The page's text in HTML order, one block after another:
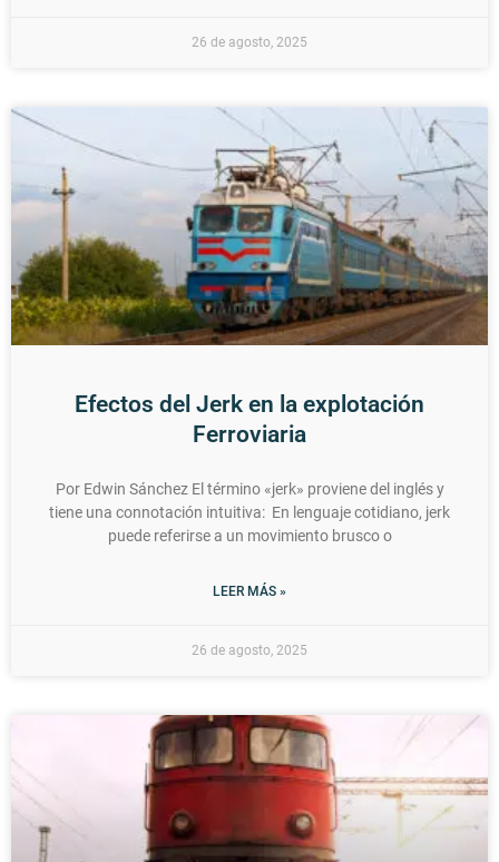
26 de agosto, 2025
Efectos del Jerk en la explotación
Ferroviaria
Por Edwin Sánchez El término «jerk» proviene del inglés y
tiene una connotación intuitiva: En lenguaje cotidiano, jerk
puede referirse a un movimiento brusco o
LEER MÁS »
26 de agosto, 2025